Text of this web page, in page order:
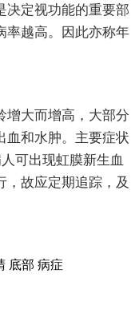
定视功能的重要部
率越高。因此亦称年
大而增高，大部分
血和水肿。主要症状
可出现虹膜新生血
故应定期追踪，及
底部 病症